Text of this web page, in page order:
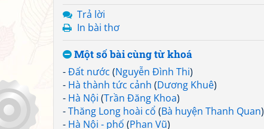
Trả lời
In bài thơ
Một số bài cùng từ khoá
-Đất nước (Nguyễn Đình Thi)
- Hà thành tức cảnh (Dương Khuê)
- Hà Nội (Trần Đăng Khoa)
-Thăng Long hoài cổ (Bà huyện Thanh Quan)
- Hà Nội - phố (Phan Vũ)